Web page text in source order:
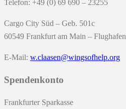
Telefon: +49 (0) 69 690 – 23255
Cargo City Süd – Geb. 501c
60549 Frankfurt am Main – Flughafen
E-Mail: w.claasen@wingsofhelp.org
Spendenkonto
Frankfurter Sparkasse